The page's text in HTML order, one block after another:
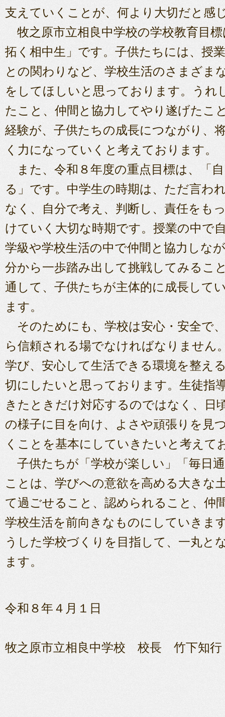
支えていくことが、何より大切だと感
牧之原市立相良中学校の学校教育目
拓く相中生」です。子供たちには、授
との関わりなど、学校生活のさまざま
をしてほしいと思っております。うれ
たこと、仲間と協力してやり遂げたこ
経験が、子供たちの成長につながり、
く力になっていくと考えております。
また、令和８年度の重点目標は、「
る」です。中学生の時期は、ただ言わ
なく、自分で考え、判断し、責任をも
けていく大切な時期です。授業の中で
学級や学校生活の中で仲間と協力しな
分から一歩踏み出して挑戦してみるこ
通して、子供たちが主体的に成長して
ます。
そのためにも、学校は安心・安全で
ら信頼される場でなければなりません
学び、安心して生活できる環境を整え
切にしたいと思っております。生徒指
きたときだけ対応するのではなく、日
の様子に目を向け、よさや頑張りを見
くことを基本にしていきたいと考えて
子供たちが「学校が楽しい」「毎日
ことは、学びへの意欲を高める大きな
て過ごせること、認められること、仲
学校生活を前向きなものにしていきま
うした学校づくりを目指して、一丸と
ます。
令和８年４月１日
牧之原市立相良中学校 校長 竹下知行